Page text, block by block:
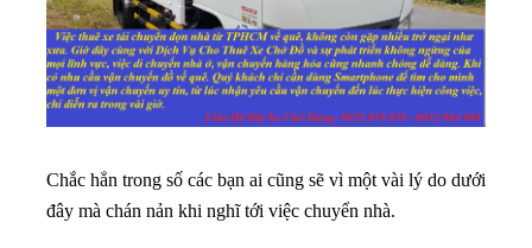
Chắc hẳn trong số các bạn ai cũng sẽ vì một vài lý do dưới
đây mà chán nản khi nghĩ tới việc chuyển nhà.